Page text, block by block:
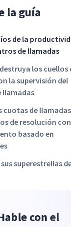
la guía
de la
de llamadas
los cuellos
la supervisión del
llamadas
cuotas de
de resolución
basado en
superestrellas
finales: Por qué
con el